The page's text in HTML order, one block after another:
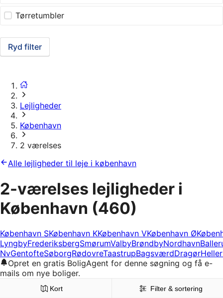
Tørretumbler
Ryd filter
Lejligheder
København
2 værelses
Alle lejligheder til leje i københavn
2-værelses lejligheder i
København (460)
København SKøbenhavn KKøbenhavn VKøbenhavn Ø
LyngbyFrederiksbergSmørumValbyBrøndbyNordhavn
NvGentofteSøborgRødovreTaastrupBagsværdDragør
Opret en gratis BoligAgent for denne søgning og få e-
mails om nye boliger.
Kort Filter & sortering